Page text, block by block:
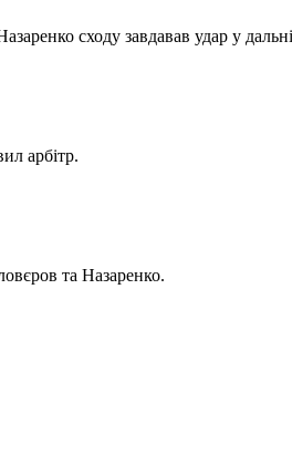
сходу завдавав удар у
арбітр.
та Назаренко.